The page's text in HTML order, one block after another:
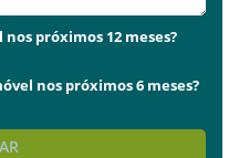
próximos 12 meses?
nos próximos 6 meses?